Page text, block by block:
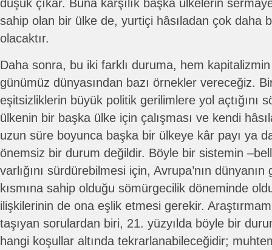
düşük çıkar. Buna karşılık başka ülkelerin
sahip olan bir ülke de, yurtiçi hâsıladan çok daha
olacaktır.
Daha sonra, bu iki farklı duruma, hem
günümüz dünyasından bazı örnekler vereceğiz.
eşitsizliklerin büyük politik gerilimlere yol açtığını
ülkenin bir başka ülke için çalışması ve kendi
uzun süre boyunca başka bir ülkeye kâr payı ya
önemsiz bir durum değildir. Böyle bir sistemin
varlığını sürdürebilmesi için, Avrupa’nın
kısmına sahip olduğu sömürgecilik döneminde
ilişkilerinin de ona eşlik etmesi gerekir.
taşıyan sorulardan biri, 21. yüzyılda böyle bir
hangi koşullar altında tekrarlanabileceğidir;